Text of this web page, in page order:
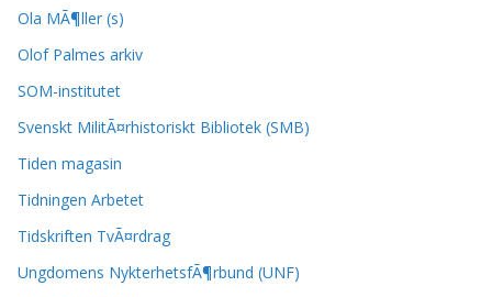
Ola MÃ¶ller (s)
Olof Palmes arkiv
SOM-institutet
Svenskt MilitÃ¤rhistoriskt Bibliotek (SMB)
Tiden magasin
Tidningen Arbetet
Tidskriften TvÃ¤rdrag
Ungdomens NykterhetsfÃ¶rbund (UNF)